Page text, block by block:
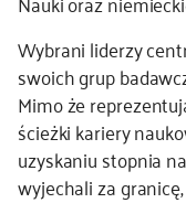
nagroda NCN
kontakt
Wybrani liderzy
swoich grup
Mimo że
ścieżki kariery
uzyskaniu stopnia
wyjechali za